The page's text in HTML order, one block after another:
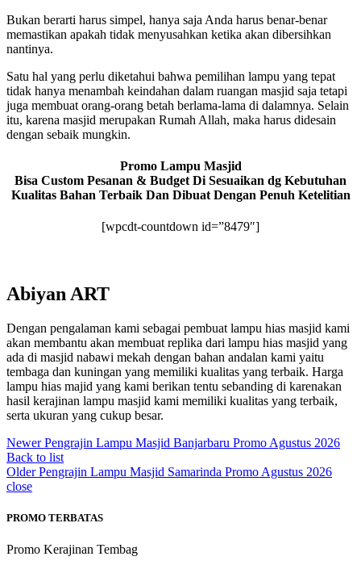
Bukan berarti harus simpel, hanya saja Anda harus benar-benar
memastikan apakah tidak menyusahkan ketika akan dibersihkan
nantinya.
Satu hal yang perlu diketahui bahwa pemilihan lampu yang tepat
tidak hanya menambah keindahan dalam ruangan masjid saja tetapi
juga membuat orang-orang betah berlama-lama di dalamnya. Selain
itu, karena masjid merupakan Rumah Allah, maka harus didesain
dengan sebaik mungkin.
Promo Lampu Masjid
Bisa Custom Pesanan & Budget Di Sesuaikan dg Kebutuhan
Kualitas Bahan Terbaik Dan Dibuat Dengan Penuh Ketelitian
[wpcdt-countdown id=”8479″]
Abiyan ART
Dengan pengalaman kami sebagai pembuat lampu hias masjid kami
akan membantu akan membuat replika dari lampu hias masjid yang
ada di masjid nabawi mekah dengan bahan andalan kami yaitu
tembaga dan kuningan yang memiliki kualitas yang terbaik. Harga
lampu hias majid yang kami berikan tentu sebanding di karenakan
hasil kerajinan lampu masjid kami memiliki kualitas yang terbaik,
serta ukuran yang cukup besar.
Newer Pengrajin Lampu Masjid Banjarbaru Promo Agustus 2026
Back to list
Older Pengrajin Lampu Masjid Samarinda Promo Agustus 2026
close
PROMO TERBATAS
Promo Kerajinan Tembag